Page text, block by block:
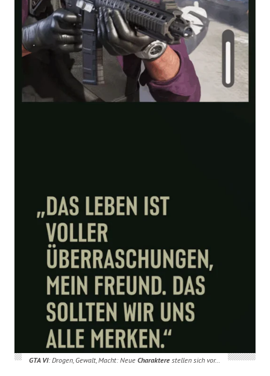
GTA VI: Drogen, Gewalt, Macht: Neue Charakterestellen sich vor…